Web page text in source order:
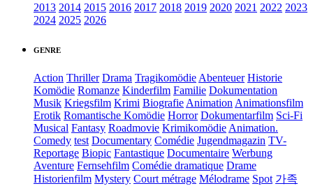
2013 2014 2015 2016 2017 2018 2019 2020 2021 2022 2023
2024 2025 2026
GENRE
Action Thriller Drama TragikomödieAbenteuer Historie
Komödie Romanze Kinderfilm Familie Dokumentation
Musik Kriegsfilm Krimi BiografieAnimationAnimationsfilm
Erotik Romantische Komödie Horror Dokumentarfilm Sci-Fi
Musical Fantasy Roadmovie KrimikomödieAnimation.
Comedy test Documentary Comédie Jugendmagazin TV-
Reportage Biopic Fantastique Documentaire Werbung
Aventure Fernsehfilm Comédie dramatique Drame
Historienfilm Mystery Court métrage Mélodrame Spot 가족